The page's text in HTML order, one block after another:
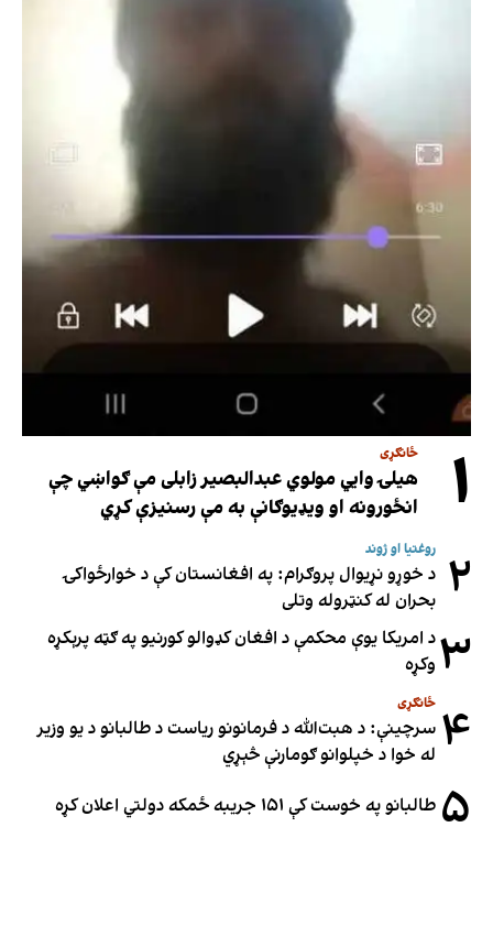
۱ ځانګړی
هیلۍ وایي مولوي عبدالبصیر زابلی مې ګواښي چې
انځورونه او ویډیوګانې به مې رسنیزې کړي
۲ روغتیا او ژوند
د خوړو نړیوال پروګرام: په افغانستان کې د خوارځواکۍ
بحران له کنټروله وتلی
۳د امریکا یوې محکمې د افغان کډوالو کورنیو په ګټه پرېکړه
وکړه
۴ ځانګړی
سرچینې: د هبت‌الله د فرمانونو ریاست د طالبانو د یو وزیر
له خوا د خپلوانو ګومارنې څېړي
۵ طالبانو په خوست کې ۱۵۱ جریبه ځمکه دولتي اعلان کړه